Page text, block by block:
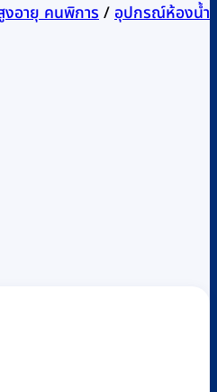
อายุ คนพิการ/อุปกรณ์ห้องน้ำ